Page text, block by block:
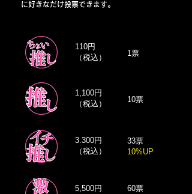
に好きなだけ投票できます。
110円
​（税込）
1票
1,100円
​（税込）
10票
3.300円
​（税込）
33票
10%UP
5,500円
60票